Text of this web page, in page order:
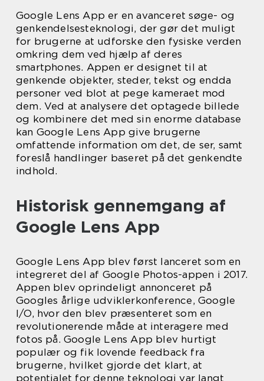
Google Lens App er en avanceret søge- og
genkendelsesteknologi, der gør det muligt
for brugerne at udforske den fysiske verden
omkring dem ved hjælp af deres
smartphones. Appen er designet til at
genkende objekter, steder, tekst og endda
personer ved blot at pege kameraet mod
dem. Ved at analysere det optagede billede
og kombinere det med sin enorme database
kan Google Lens App give brugerne
omfattende information om det, de ser, samt
foreslå handlinger baseret på det genkendte
indhold.
Historisk gennemgang af
Google Lens App
Google Lens App blev først lanceret som en
integreret del af Google Photos-appen i 2017.
Appen blev oprindeligt annonceret på
Googles årlige udviklerkonference, Google
I/O, hvor den blev præsenteret som en
revolutionerende måde at interagere med
fotos på. Google Lens App blev hurtigt
populær og fik lovende feedback fra
brugerne, hvilket gjorde det klart, at
potentialet for denne teknologi var langt